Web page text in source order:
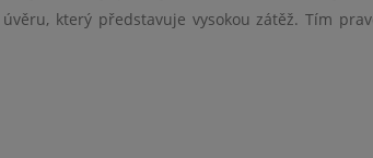
který představuje vysokou zátěž. Tím